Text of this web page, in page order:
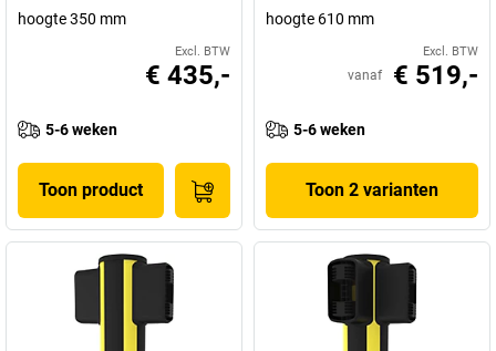
hoogte 350 mm
Excl. BTW
€ 435,-
5-6 weken
Toon product
hoogte 610 mm
Excl. BTW
vanaf € 519,-
5-6 weken
Toon 2 varianten